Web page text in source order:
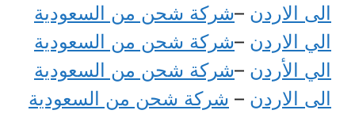
الى الاردن –شركة شحن من السعودية
الي الاردن –شركة شحن من السعودية
الي الأردن –شركة شحن من السعودية
الى الاردن – شركة شحن من السعودية